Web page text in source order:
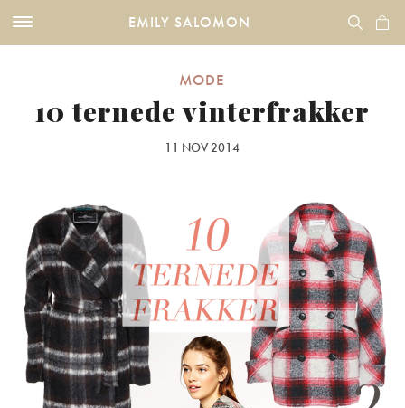
EMILY SALOMON
MODE
10 ternede vinterfrakker
11 NOV 2014